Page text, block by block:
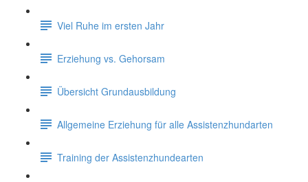
Viel Ruhe im ersten Jahr
Erziehung vs. Gehorsam
Übersicht Grundausbildung
Allgemeine Erziehung für alle Assistenzhundarten
Training der Assistenzhundearten